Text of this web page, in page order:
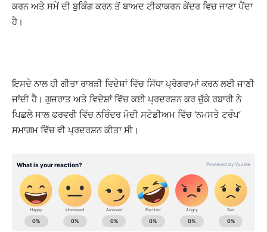
ਕਰਨ ਅਤੇ ਸਮੇਂ ਦੀ ਬੁਕਿੰਗ ਕਰਨ ਤੋਂ ਬਾਅਦ ਟੀਕਾਕਰਨ ਕੇਂਦਰ ਵਿਚ ਜਾਣਾ ਪੈਂਦਾ
ਹੈ।
ਇਸਦੇ ਨਾਲ ਹੀ ਗੀਤਾ ਰਾਬੜੀ ਵਿਦੇਸ਼ਾਂ ਵਿੱਚ ਸਿੱਧਾ ਪ੍ਰੋਗਰਾਮਾਂ ਕਰਨ ਲਈ ਜਾਣੀ
ਜਾਂਦੀ ਹੈ। ਗੁਜਰਾਤ ਅਤੇ ਵਿਦੇਸ਼ਾਂ ਵਿੱਚ ਕਈ ਪ੍ਰਦਰਸ਼ਨ ਕਰ ਚੁੱਕੇ ਰਬਾਰੀ ਨੇ
ਪਿਛਲੇ ਸਾਲ ਫਰਵਰੀ ਵਿੱਚ ਨਰਿੰਦਰ ਮੋਦੀ ਸਟੇਡੀਅਮ ਵਿੱਚ ‘ਨਮਸਤੇ ਟਰੰਪ’
ਸਮਾਗਮ ਵਿੱਚ ਵੀ ਪ੍ਰਦਰਸ਼ਨ ਕੀਤਾ ਸੀ।